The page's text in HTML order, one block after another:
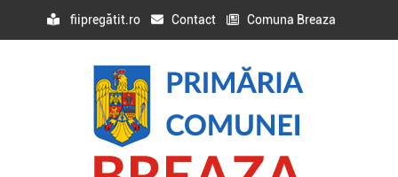
fiipregătit.ro Contact Comuna Breaza